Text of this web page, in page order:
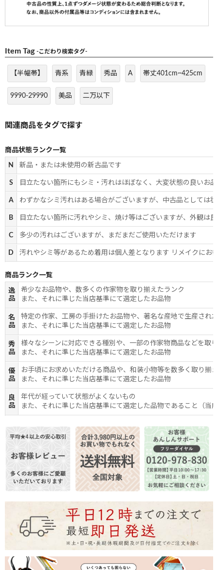
Item Tag -こだわり検索タグ-
【半幅帯】 青系 青緑 秀品 A 帯丈401cm~425cm
9990-29990 美品 二万以下
商品状態ランク一覧
N 新品・または未使用の新古品です
S 目立たない箇所にもシミ・汚れはほぼなく、大変状態の良いお
A わずかなシミ汚れはある場合がございますが、中古品としては
B 目立たない箇所に汚れやシミ、焼け等はございますが、外観は
C 多少の汚れはございますが、まだまだご使用いただけます
D 汚れやシミ等があるため着用は個人差となります リメイクにお
商品ランク一覧
逸
品
希少なお品物や、数多くの作家物を取り揃えたランク
また、それに準じた当店基準にて選定したお品物
名
品
特定の作家、工房の手掛けたお品物や、著名な産地で生産され
また、それに準じた当店基準にて選定したお品物
秀
品
様々なシーンに対応できる種別や、一部の作家物商品などを取
また、それに準じた当店基準にて選定したお品物
優
品
お手頃にお求めいただける商品や、和装小物等を数多く取り揃
また、それに準じた当店基準にて選定したお品物
良
品
年代が経っていて状態がよくないもの
また、それに準じた当店基準にて選定した品物であること（当